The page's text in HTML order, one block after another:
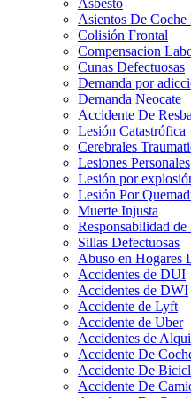
Asbesto
Asientos De Coche
Colisión Frontal
Compensacion
Cunas Defectuosas
Demanda por
Demanda Neocate
Accidente De
Lesión Catastrófica
Cerebrales
Lesiones Personales
Lesión por
Lesión Por
Muerte Injusta
Responsabilidad de
Sillas Defectuosas
Abuso en Hogares
Accidentes de DUI
Accidentes de DWI
Accidente de Lyft
Accidente de Uber
Accidentes de
Accidente De
Accidente De
Accidente De